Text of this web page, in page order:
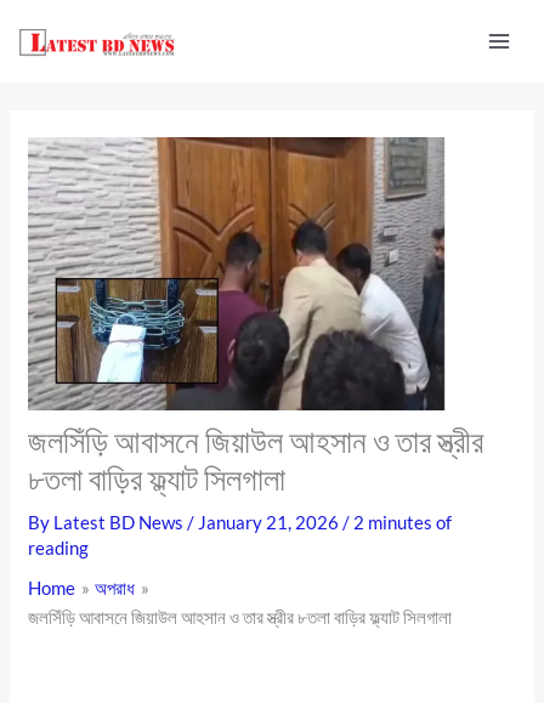
জলসিঁড়ি আবাসনে জিয়াউল আহসান ও তার স্ত্রীর
৮তলা বাড়ির ফ্ল্যাট সিলগালা
By Latest BD News/ January 21, 2026/ 2 minutes of
reading
Home
অপরাধ
জলসিঁড়ি আবাসনে জিয়াউল আহসান ও তার স্ত্রীর ৮তলা বাড়ির ফ্ল্যাট সিলগালা